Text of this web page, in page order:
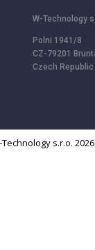
W-Technology
Polni 1941/8
CZ-79201
Czech Republic
s.r.o. 2026